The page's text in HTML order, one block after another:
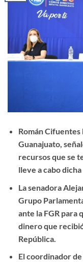
Román
Guanajuato,
recursos que se
lleve a cabo
La senadora
Grupo
ante la FGR para
dinero que
República.
El coordinador